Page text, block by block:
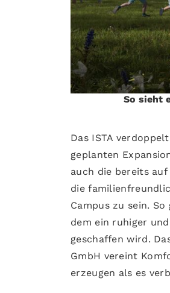
So sieht
Das ISTA
geplanten
auch die bereits
die
Campus zu sein.
dem ein ruhiger
geschaffen wird.
GmbH vereint
erzeugen als es